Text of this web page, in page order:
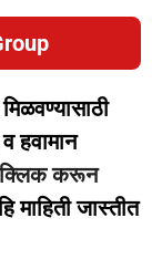
हवामान
करून
माहिती जास्तीत